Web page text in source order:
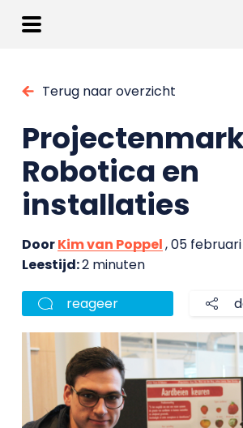
Terug naar overzicht
Robotica en
installaties
DoorKim van Poppel, 05 februari
Leestijd:2 minuten
reageer